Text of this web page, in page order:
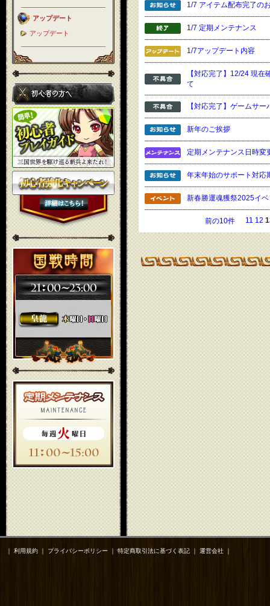
アップデート
アップデート
1/7 アイテム配布完了の
1/7 定期メンテナンス
1/7アップデート内容
【対応完了】12/24 現
て
【対応完了】ゲームサ
新年のご挨拶
定期メンテナンス日時変
年末年始のサポート対応
新春勝運魂獲祭2025イ
前の10件 11 12
｜ 利用規約 ｜ プライバシーポリシー ｜ 特定商取引法に基づく表記 ｜ 運営会社 ｜